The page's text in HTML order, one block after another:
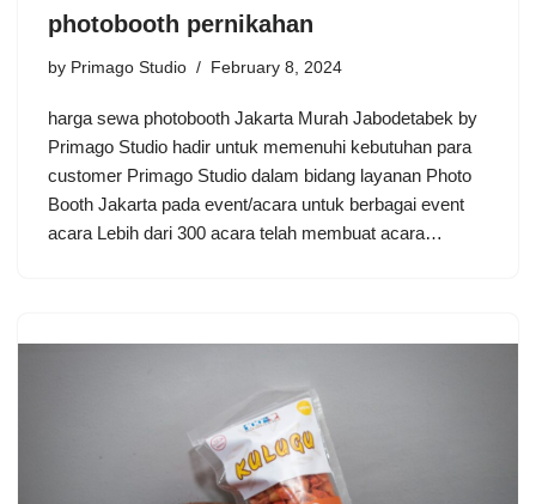
photobooth pernikahan
by Primago Studio February 8, 2024
harga sewa photobooth Jakarta Murah Jabodetabek by
Primago Studio hadir untuk memenuhi kebutuhan para
customer Primago Studio dalam bidang layanan Photo
Booth Jakarta pada event/acara untuk berbagai event
acara Lebih dari 300 acara telah membuat acara…